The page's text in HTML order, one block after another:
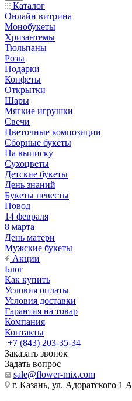
Каталог
Онлайн витрина
Монобукеты
Хризантемы
Тюльпаны
Розы
Подарки
Конфеты
Открытки
Шары
Мягкие игрушки
Свечи
Цветочные композиции
Сборные букеты
На выписку
Сухоцветы
Детские букеты
День знаний
Букеты невесты
Повод
14 февраля
8 марта
День матери
Мужские букеты
Акции
Блог
Как купить
Условия оплаты
Условия доставки
Гарантия на товар
Компания
Контакты
+7 (843) 203-35-34
Заказать звонок
Задать вопрос
sale@flower-mix.com
г. Казань, ул. Адоратского 1 А